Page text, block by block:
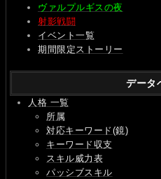
ヴァルプルギスの夜
射影戦闘
イベント一覧
期間限定ストーリー
データ
人格 一覧
所属
対応キーワード(鏡)
キーワード収支
スキル威力表
パッシブスキル